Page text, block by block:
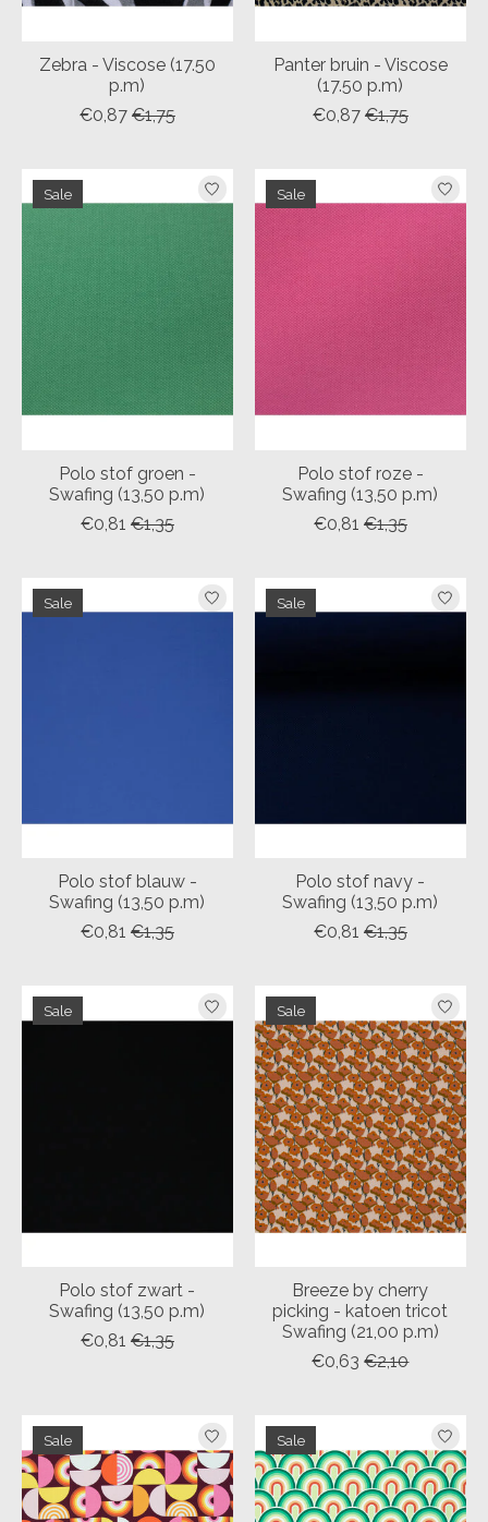
Zebra - Viscose (17.50
p.m)
€0,87 €1,75
Panter bruin - Viscose
(17.50 p.m)
€0,87 €1,75
Sale
Polo stof groen -
Swafing (13,50 p.m)
€0,81 €1,35
Sale
Polo stof roze -
Swafing (13,50 p.m)
€0,81 €1,35
Sale
Polo stof blauw -
Swafing (13,50 p.m)
€0,81 €1,35
Sale
Polo stof navy -
Swafing (13,50 p.m)
€0,81 €1,35
Sale
Polo stof zwart -
Swafing (13,50 p.m)
€0,81 €1,35
Sale
Breeze by cherry
picking - katoen tricot
Swafing (21,00 p.m)
€0,63 €2,10
Sale Sale